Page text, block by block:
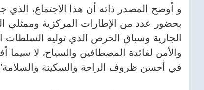
و أوضح المصدر ذاته أن هذا الاجتماع، الذي
بحضور عدد من الإطارات المركزية وممثلي
الجارية وسياق الحرص الذي توليه
والأمن لفائدة المصطافين والسياح، لا سيما
في أحسن ظروف الراحة والسكينة